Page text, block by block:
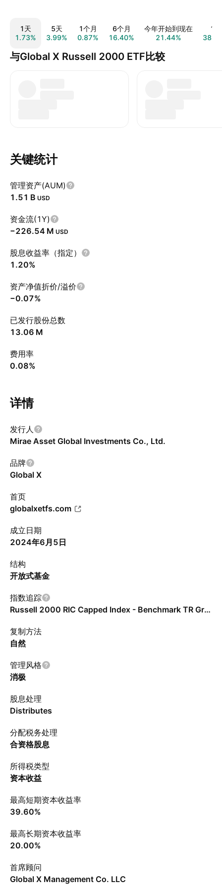
1天
1.73%
5天
3.99%
1个月
0.87%
6个月
16.40%
今年开始到现在
21.44%
1年
与Global X Russell 2000 ETF比较
关键统计
管理资产(AUM)
‪1.51 B‬ USD
资金流(1Y)
‪−226.54 M‬ USD
股息收益率（指定）
1.20%
资产净值折价/溢价
−0.07%
已发行股份总数
‪13.06 M‬
费用率
0.08%
详情
发行人
Mirae Asset Global Investments Co., Ltd.
品牌
Global X
首页
globalxetfs.com
成立日期
2024年6月5日
结构
开放式基金
指数追踪
Russell 2000 RIC Capped Index - Benchmark TR Gross
复制方法
自然
管理风格
消极
股息处理
Distributes
分配税务处理
合资格股息
所得税类型
资本收益
最高短期资本收益率
39.60%
最高长期资本收益率
20.00%
首席顾问
Global X Management Co. LLC